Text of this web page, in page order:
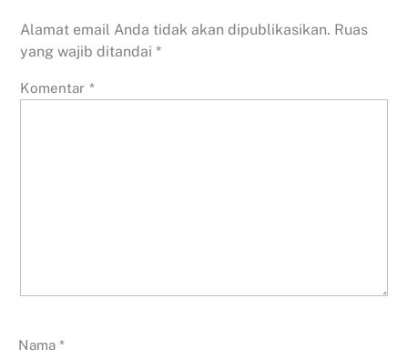
Alamat email Anda tidak akan dipublikasikan. Ruas
yang wajib ditandai*
Komentar *
Nama*